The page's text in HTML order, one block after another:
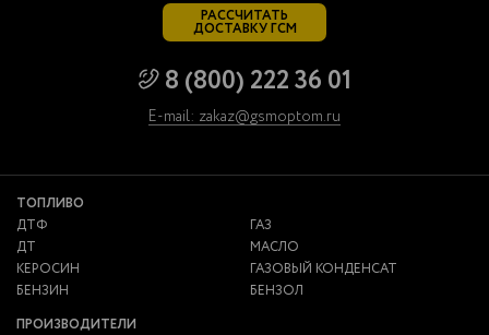
РАССЧИТАТЬ
ДОСТАВКУ ГСМ
8 (800) 222 36 01
E-mail: zakaz@gsmoptom.ru
ТОПЛИВО
ДТФ
ДТ
КЕРОСИН
БЕНЗИН
ГАЗ
МАСЛО
ГАЗОВЫЙ КОНДЕНСАТ
БЕНЗОЛ
ПРОИЗВОДИТЕЛИ